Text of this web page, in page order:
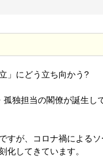
」にどう立ち向かう?
独担当の閣僚が誕生
すが、コロナ禍による
化してきています。